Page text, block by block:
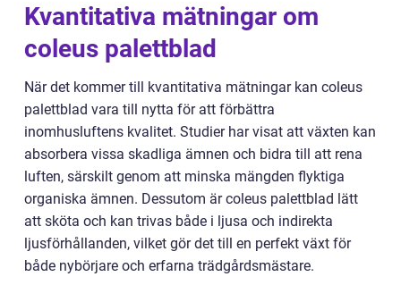
Kvantitativa mätningar om
coleus palettblad
När det kommer till kvantitativa mätningar kan coleus
palettblad vara till nytta för att förbättra
inomhusluftens kvalitet. Studier har visat att växten kan
absorbera vissa skadliga ämnen och bidra till att rena
luften, särskilt genom att minska mängden flyktiga
organiska ämnen. Dessutom är coleus palettblad lätt
att sköta och kan trivas både i ljusa och indirekta
ljusförhållanden, vilket gör det till en perfekt växt för
både nybörjare och erfarna trädgårdsmästare.